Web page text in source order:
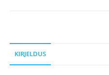
KIRJELDUS